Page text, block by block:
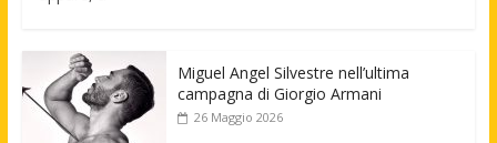
Miguel Angel Silvestre nell’ultima
campagna di Giorgio Armani
26 Maggio 2026